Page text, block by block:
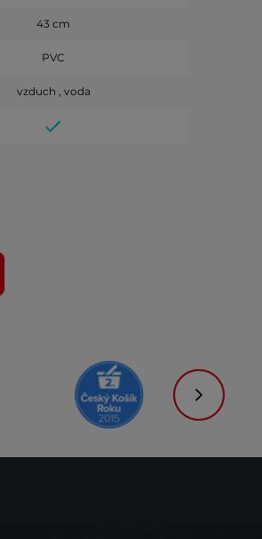
43 cm
PVC
vzduch , voda